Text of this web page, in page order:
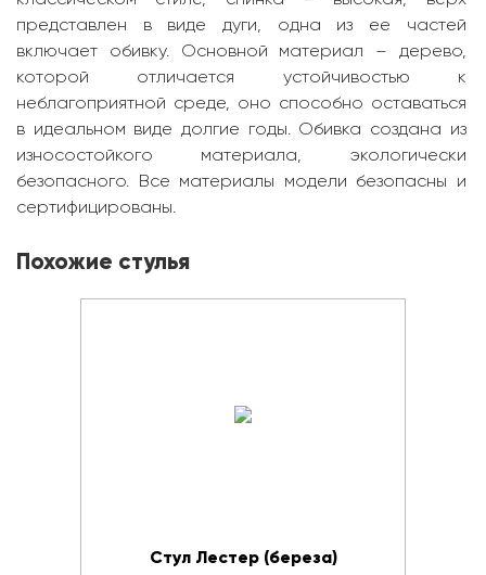
представлен в виде дуги, одна из ее частей
включает обивку. Основной материал – дерево,
которой отличается устойчивостью к
неблагоприятной среде, оно способно оставаться
в идеальном виде долгие годы. Обивка создана из
износостойкого материала, экологически
безопасного. Все материалы модели безопасны и
сертифицированы.
Похожие стулья
Стул Лестер (береза)